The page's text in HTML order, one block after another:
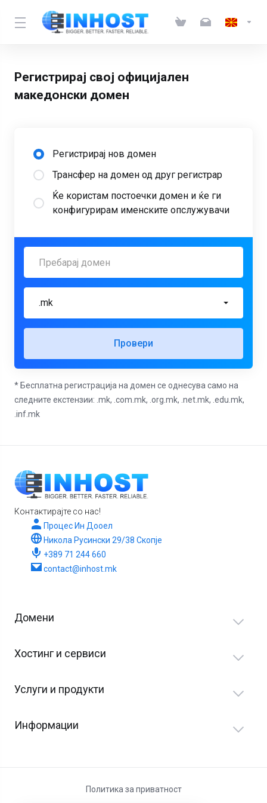
Регистрирај свој официјален
македонски домен
Регистрирај нов домен
Трансфер на домен од друг регистрар
Ќе користам постоечки домен и ќе ги
конфигурирам именските опслужувачи
.mk
Провери
* Бесплатна регистрација на домен се однесува само на
следните екстензии: .mk, .com.mk, .org.mk, .net.mk, .edu.mk,
.inf.mk
Контактирајте со нас!
Процес Ин Дооел
Никола Русински 29/38 Скопје
+389 71 244 660
contact@inhost.mk
Домени
Хостинг и сервиси
Услуги и продукти
Информации
Политика за приватност